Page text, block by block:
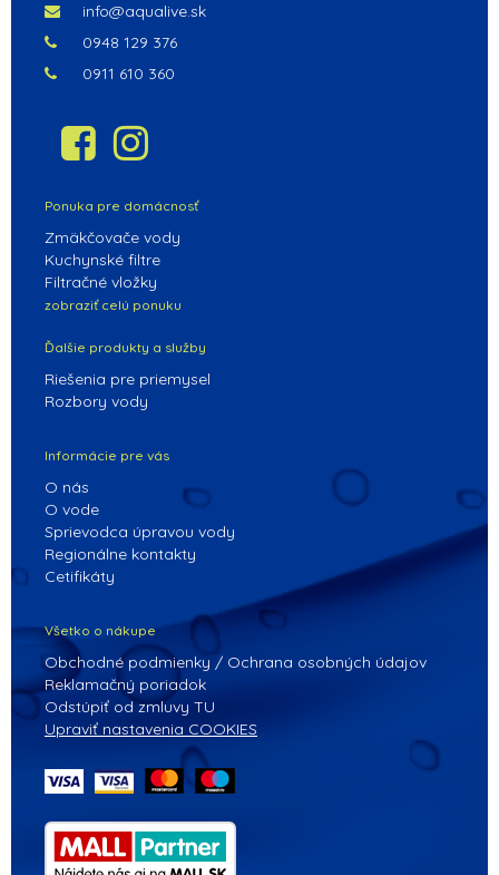
info@aqualive.sk
0948 129 376
0911 610 360
Ponuka pre domácnosť
Zmäkčovače vody
Kuchynské filtre
Filtračné vložky
zobraziť celú ponuku
Ďalšie produkty a služby
Riešenia pre priemysel
Rozbory vody
Informácie pre vás
O nás
O vode
Sprievodca úpravou vody
Regionálne kontakty
Cetifikáty
Všetko o nákupe
Obchodné podmienky / Ochrana osobných údajov
Reklamačný poriadok
Odstúpiť od zmluvy TU
Upraviť nastavenia COOKIES